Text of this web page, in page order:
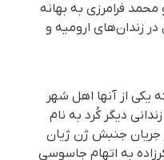
فرامرزی به بهانه
زندان‌های ارومیه و
یکی از آنها اهل شهر
دیگر کُرد به نام
جنبش ژن ژیان
به اتهام جاسوسی